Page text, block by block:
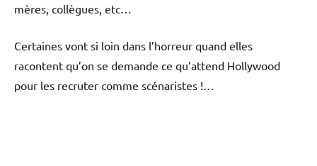
mères, collègues, etc…
Certaines vont si loin dans l’horreur quand elles
racontent qu’on se demande ce qu’attend Hollywood
pour les recruter comme scénaristes !…